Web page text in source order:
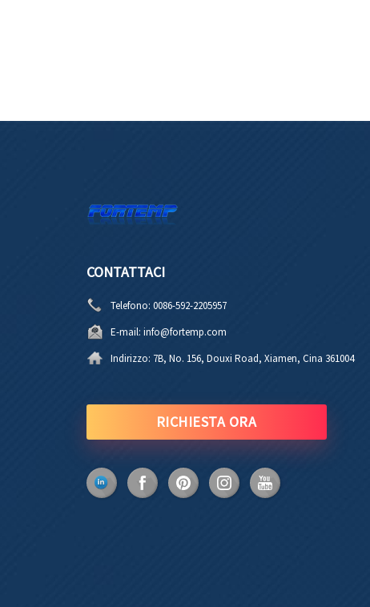
CONTATTACI
Telefono: 0086-592-2205957
E-mail: info@fortemp.com
Indirizzo: 7B, No. 156, Douxi Road, Xiamen, Cina 361004
RICHIESTA ORA